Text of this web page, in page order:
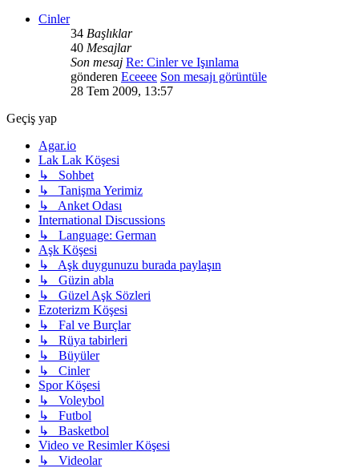
Cinler
34 Başlıklar
40 Mesajlar
Son mesaj Re: Cinler ve Işınlama
gönderen Eceeee Son mesajı görüntüle
28 Tem 2009, 13:57
Geçiş yap
Agar.io
Lak Lak Köşesi
↳ Sohbet
↳ Tanişma Yerimiz
↳ Anket Odası
International Discussions
↳ Language: German
Aşk Köşesi
↳ Aşk duygunuzu burada paylaşın
↳ Güzin abla
↳ Güzel Aşk Sözleri
Ezoterizm Köşesi
↳ Fal ve Burçlar
↳ Rüya tabirleri
↳ Büyüler
↳ Cinler
Spor Köşesi
↳ Voleybol
↳ Futbol
↳ Basketbol
Video ve Resimler Köşesi
↳ Videolar